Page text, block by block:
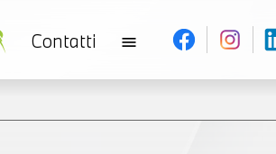
Contatti menu